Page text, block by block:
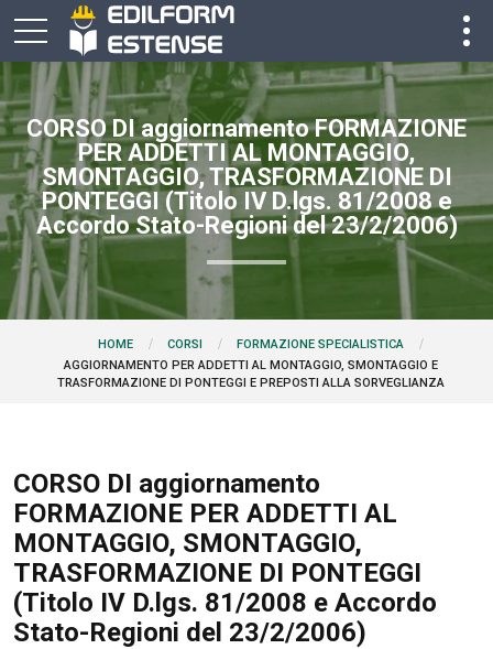
CORSO DI aggiornamento FORMAZIONE
PER ADDETTI AL MONTAGGIO,
SMONTAGGIO, TRASFORMAZIONE DI
PONTEGGI (Titolo IV D.lgs. 81/2008 e
Accordo Stato-Regioni del 23/2/2006)
HOME CORSI
FORMAZIONE SPECIALISTICA
AGGIORNAMENTO PER ADDETTI AL MONTAGGIO, SMONTAGGIO E
TRASFORMAZIONE DI PONTEGGI E PREPOSTI ALLA SORVEGLIANZA
CORSO DI aggiornamento
FORMAZIONE PER ADDETTI AL
MONTAGGIO, SMONTAGGIO,
TRASFORMAZIONE DI PONTEGGI
(Titolo IV D.lgs. 81/2008 e Accordo
Stato-Regioni del 23/2/2006)